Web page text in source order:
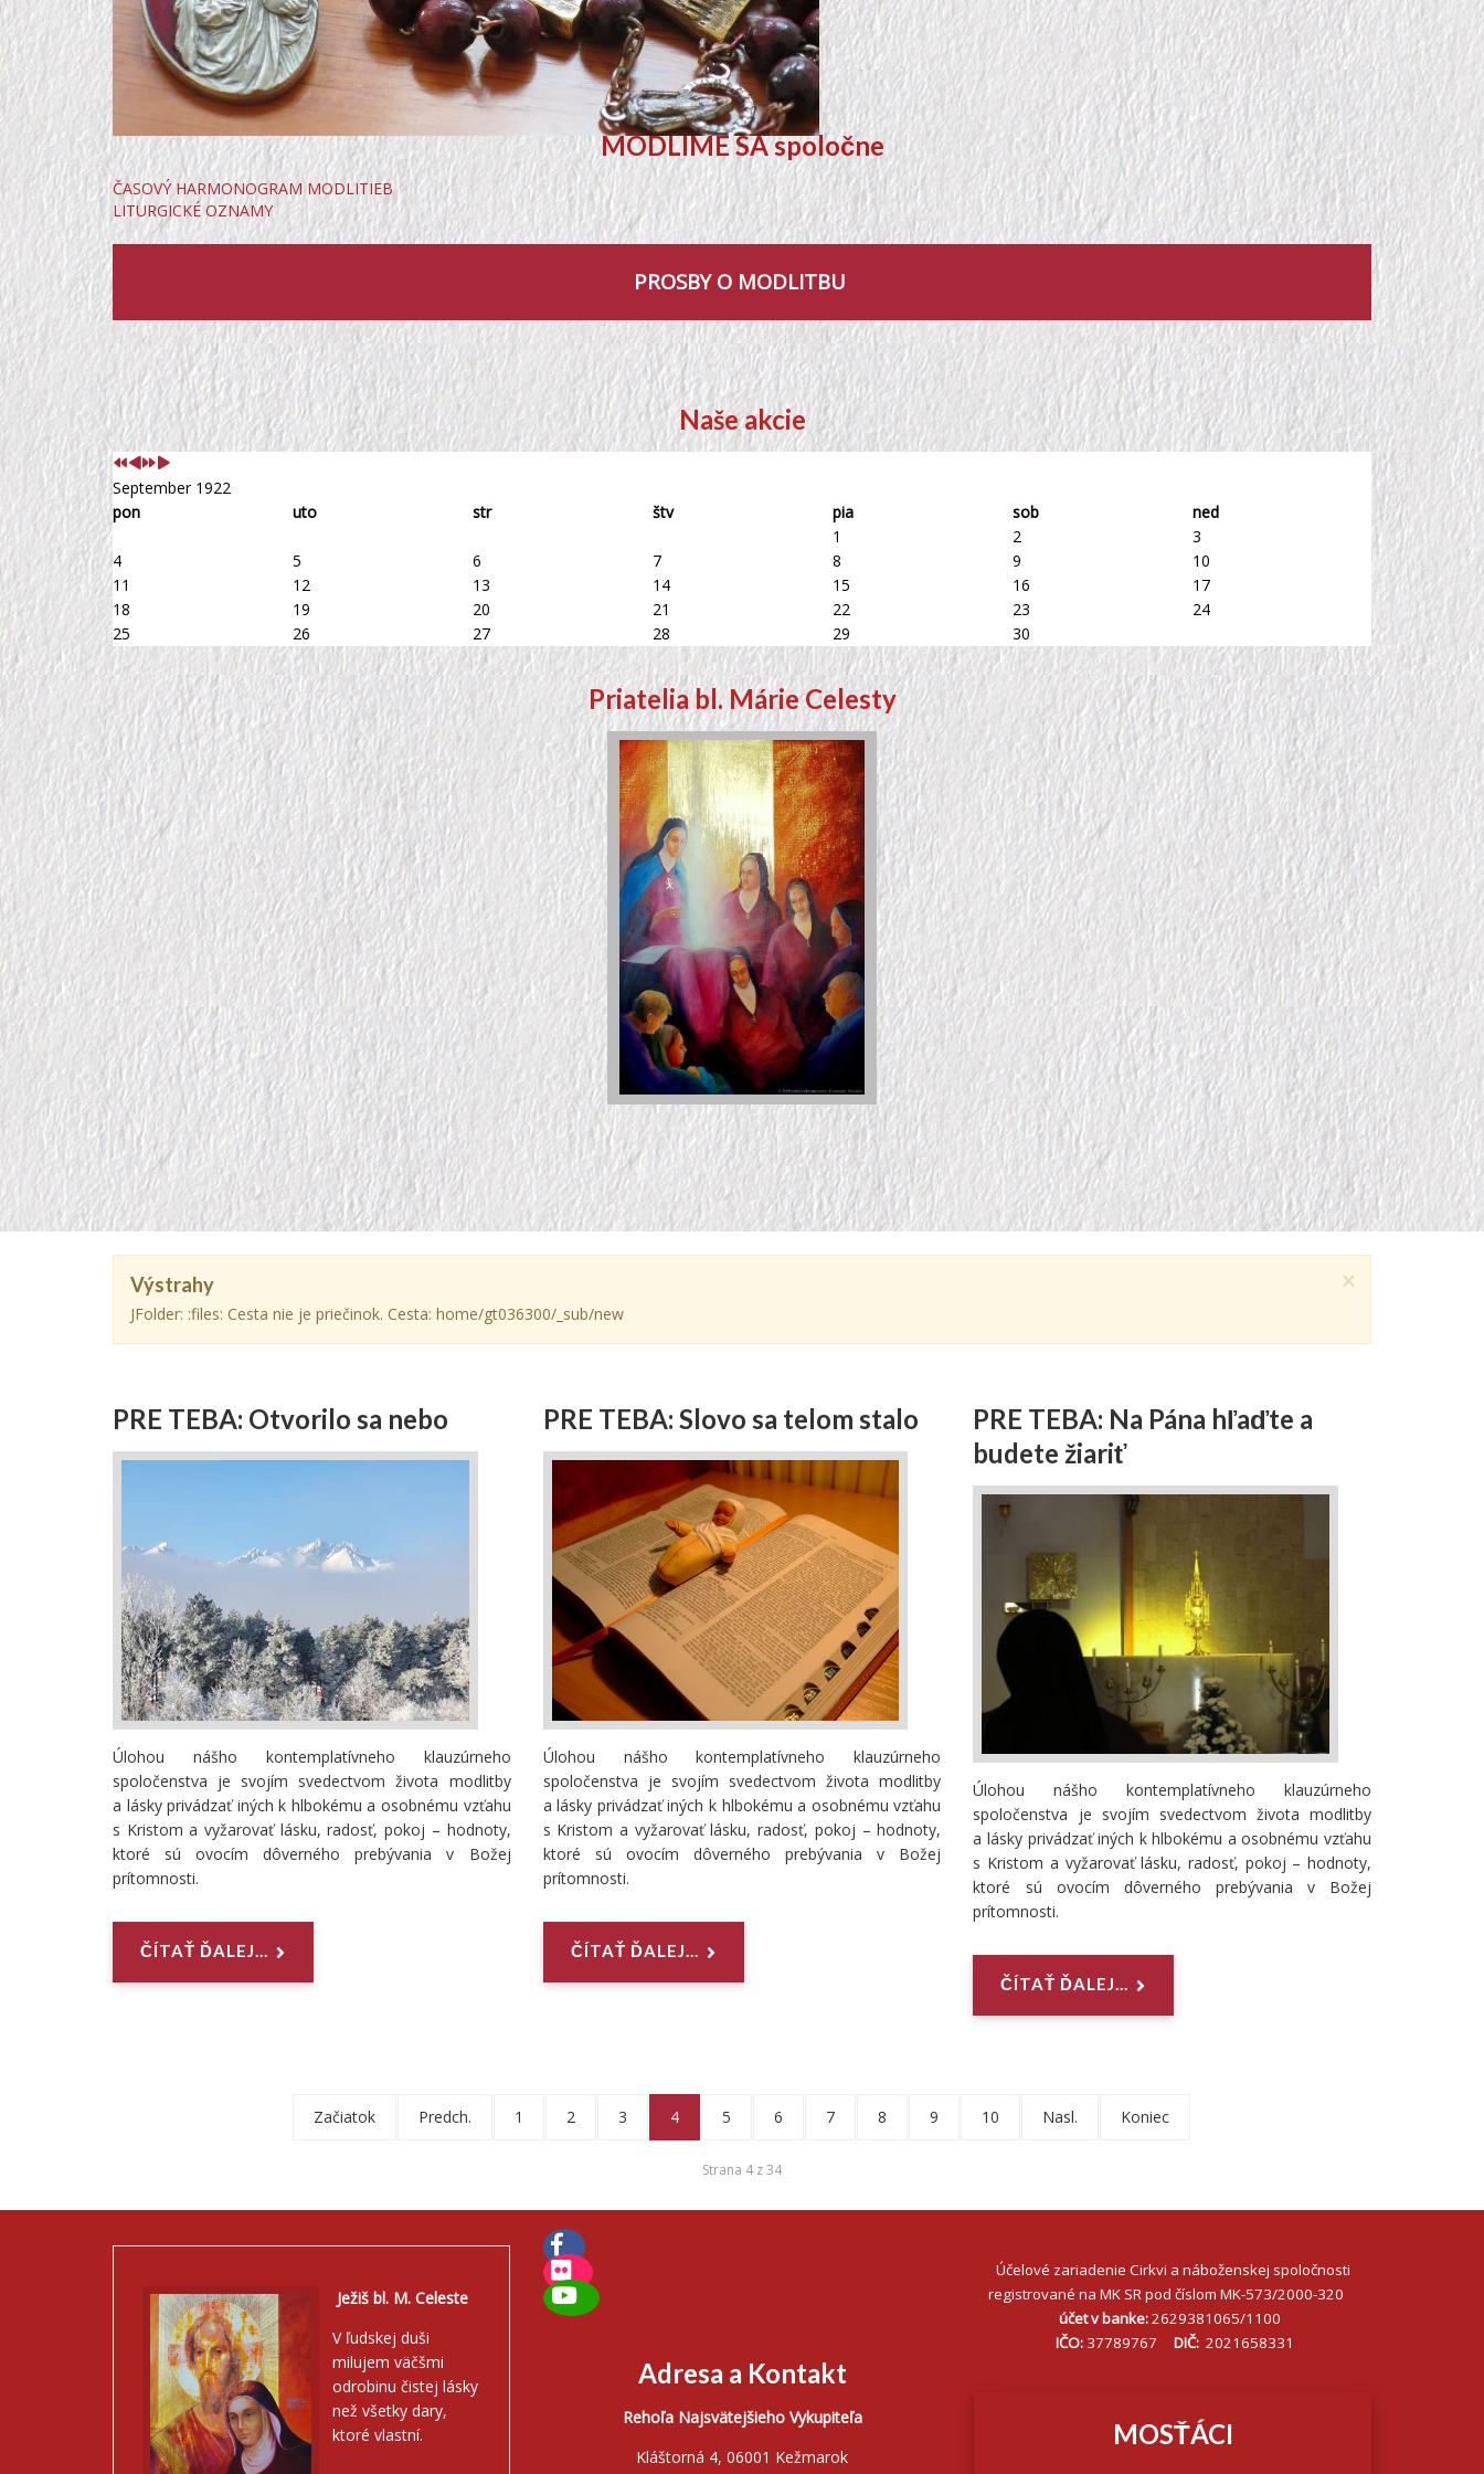
MODLIME SA spoločne
ČASOVÝ HARMONOGRAM MODLITIEB
LITURGICKÉ OZNAMY
PROSBY O MODLITBU
Naše akcie
Predchádzajúci
rok
Predchádzajúci
mesiac
Nasledujúci
rok
Nasledujúci
mesiac
September 1922
pon
uto str štv pia sob
ned
1
2
3
4
5 6 7 8 9
10
11
12 13 14 15 16
17
18
19 20 21 22 23
24
25
26 27 28 29 30
Priatelia bl. Márie Celesty
×
Výstrahy
JFolder: :files: Cesta nie je priečinok. Cesta: home/gt036300/_sub/new
PRE TEBA: Otvorilo sa nebo
Úlohou nášho kontemplatívneho klauzúrneho
spoločenstva je svojím svedectvom života modlitby
a lásky privádzať iných k hlbokému a osobnému vzťahu
s Kristom a vyžarovať lásku, radosť, pokoj – hodnoty,
ktoré sú ovocím dôverného prebývania v Božej
prítomnosti.
ČÍTAŤ ĎALEJ...
PRE TEBA: Slovo sa telom stalo
Úlohou nášho kontemplatívneho klauzúrneho
spoločenstva je svojím svedectvom života modlitby
a lásky privádzať iných k hlbokému a osobnému vzťahu
s Kristom a vyžarovať lásku, radosť, pokoj – hodnoty,
ktoré sú ovocím dôverného prebývania v Božej
prítomnosti.
ČÍTAŤ ĎALEJ...
PRE TEBA: Na Pána hľaďte a
budete žiariť
Úlohou nášho kontemplatívneho klauzúrneho
spoločenstva je svojím svedectvom života modlitby
a lásky privádzať iných k hlbokému a osobnému vzťahu
s Kristom a vyžarovať lásku, radosť, pokoj – hodnoty,
ktoré sú ovocím dôverného prebývania v Božej
prítomnosti.
ČÍTAŤ ĎALEJ...
Strana 4 z 34
Začiatok Predch. 1 2 3 4 5 6 7 8 9 10 Nasl. Koniec
Ježiš bl. M. Celeste
V ľudskej duši
milujem väčšmi
odrobinu čistej lásky
než všetky dary,
ktoré vlastní.
Adresa a Kontakt
Rehoľa Najsvätejšieho Vykupiteľa
Kláštorná 4, 06001 Kežmarok
Účelové zariadenie Cirkvi a náboženskej spoločnosti
registrované na MK SR pod číslom MK-573/2000-320
účet v banke:2629381065/1100
IČO:37789767 DIČ:2021658331
MOSŤÁCI